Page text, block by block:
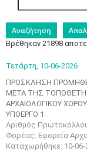
Βρέθηκαν 21898
Τετάρτη, 10-06-2026
ΠΡΟΣΚΛΗΣΗ
ΜΕΤΑ ΤΗΣ
ΑΡΧΑΙΟΛΟΓΙΚΟΥ
ΥΠΟΕΡΓΟ 1
Αριθμός
Φορέας: Εφορεία
Καταχωρήθηκε: 10-06-